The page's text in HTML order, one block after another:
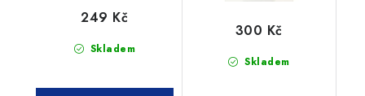
Skladem
249 Kč
Skladem
300 Kč